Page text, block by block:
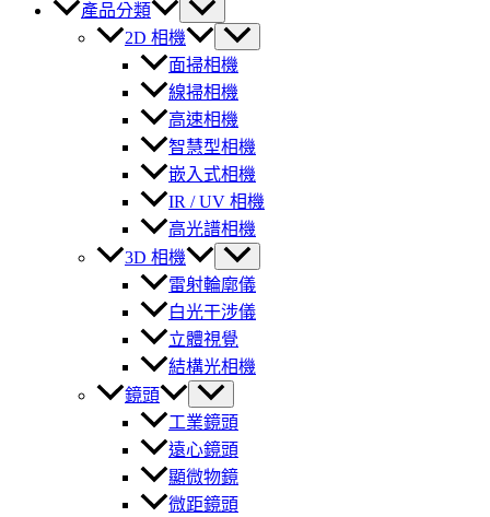
產品分類
2D 相機
面掃相機
線掃相機
高速相機
智慧型相機
嵌入式相機
IR / UV 相機
高光譜相機
3D 相機
雷射輪廓儀
白光干涉儀
立體視覺
結構光相機
鏡頭
工業鏡頭
遠心鏡頭
顯微物鏡
微距鏡頭